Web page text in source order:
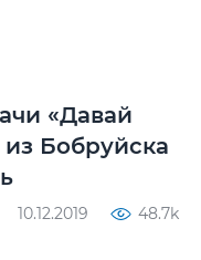
«Давай
Бобруйска
10.12.2019 48.7k